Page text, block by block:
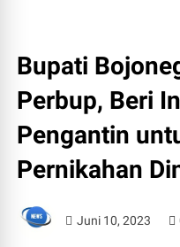
Bupati
Perbup, Beri
Pengantin
Pernikahan
Juni 10, 2023